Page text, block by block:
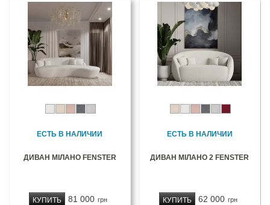
ЕСТЬ В НАЛИЧИИ
ДИВАН МІЛАНО FENSTER
81 000 грн
КУПИТЬ
ЕСТЬ В НАЛИЧИИ
ДИВАН МІЛАНО 2 FENSTER
62 000 грн
КУПИТЬ